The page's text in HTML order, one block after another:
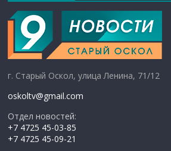
г. Старый Оскол, улица Ленина, 71/12
oskoltv@gmail.com
Отдел новостей:
+7 4725 45-03-85
+7 4725 45-09-21